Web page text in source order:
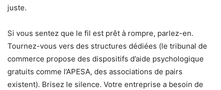
juste.
Si vous sentez que le fil est prêt à rompre, parlez-en.
Tournez-vous vers des structures dédiées (le tribunal de
commerce propose des dispositifs d’aide psychologique
gratuits comme l’APESA, des associations de pairs
existent). Brisez le silence. Votre entreprise a besoin de